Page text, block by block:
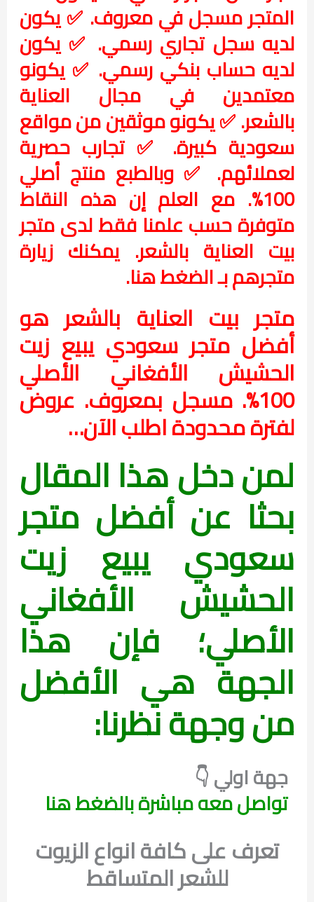
المتجر مسجل في معروف. ✅ يكون
لديه سجل تجاري رسمي. ✅ يكون
لديه حساب بنكي رسمي. ✅ يكونو
معتمدين في مجال العناية
بالشعر. ✅ يكونو موثقين من مواقع
سعودية كبيرة. ✅ تجارب حصرية
لعملائهم. ✅ وبالطبع منتج أصلي
100%. مع العلم إن هذه النقاط
متوفرة حسب علمنا فقط لدى متجر
بيت العناية بالشعر. يمكنك زيارة
متجرهم بـ الضغط هنا.
متجر بيت العناية بالشعر هو
أفضل متجر سعودي يبيع زيت
الحشيش الأفغاني الأصلي
100%. مسجل بمعروف. عروض
لفترة محدودة اطلب الآن…
لمن دخل هذا المقال
بحثا عن أفضل متجر
سعودي يبيع زيت
الحشيش الأفغاني
الأصلي؛ فإن هذا
الجهة هي الأفضل
من وجهة نظرنا:
جهة اولي 👇
تواصل معه مباشرة بالضغط هنا
تعرف على كافة انواع الزيوت
للشعر المتساقط